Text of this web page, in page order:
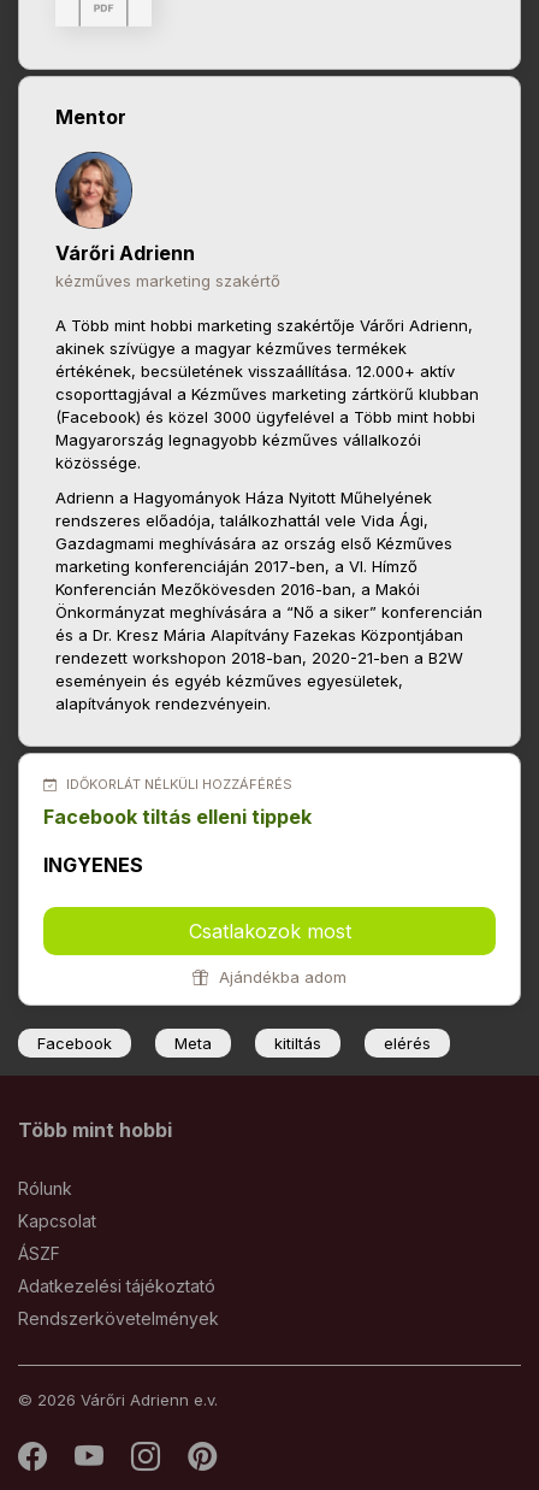
Mentor
Várőri Adrienn
kézműves marketing szakértő
A Több mint hobbi marketing szakértője Várőri Adrienn,
akinek szívügye a magyar kézműves termékek
értékének, becsületének visszaállítása. 12.000+ aktív
csoporttagjával a Kézműves marketing zártkörű klubban
(Facebook) és közel 3000 ügyfelével a Több mint hobbi
Magyarország legnagyobb kézműves vállalkozói
közössége.
Adrienn a Hagyományok Háza Nyitott Műhelyének
rendszeres előadója, találkozhattál vele Vida Ági,
Gazdagmami meghívására az ország első Kézműves
marketing konferenciáján 2017-ben, a VI. Hímző
Konferencián Mezőkövesden 2016-ban, a Makói
Önkormányzat meghívására a “Nő a siker” konferencián
és a Dr. Kresz Mária Alapítvány Fazekas Központjában
rendezett workshopon 2018-ban, 2020-21-ben a B2W
eseményein és egyéb kézműves egyesületek,
alapítványok rendezvényein.
IDŐKORLÁT NÉLKÜLI HOZZÁFÉRÉS
Facebook tiltás elleni tippek
INGYENES
Csatlakozok most
Ajándékba adom
Facebook Meta kitiltás elérés
Több mint hobbi
Rólunk
Kapcsolat
ÁSZF
Adatkezelési tájékoztató
Rendszerkövetelmények
© 2026 Várőri Adrienn e.v.